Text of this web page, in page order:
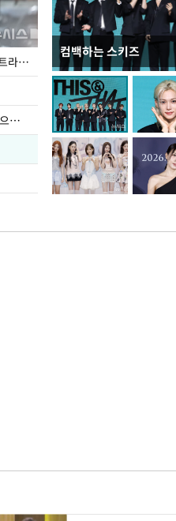
삼성전자, 7일부터 갤럭시 Z 폴드8 울트라·폴드8·플립8 출시
멕시코 인플루언서, 라방 중 괴한 총격으로 사망
컴백하는 스키즈
오세훈 "용산어린이
어"